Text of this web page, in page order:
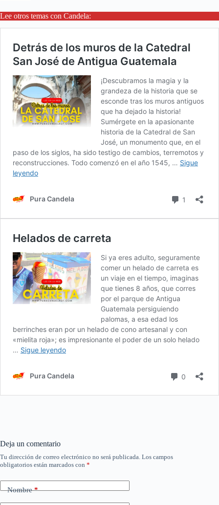
Lee otros temas con Candela:
Deja un comentario
Tu dirección de correo electrónico no será publicada. Los campos
obligatorios están marcados con *
Nombre*